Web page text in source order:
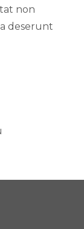
non
deserunt